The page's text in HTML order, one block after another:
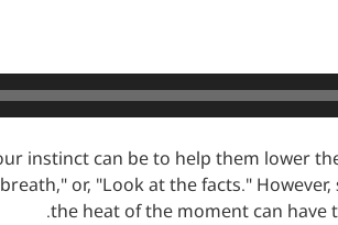
instinct can be to help them lower
breath," or, "Look at the facts."
the heat of the moment can have